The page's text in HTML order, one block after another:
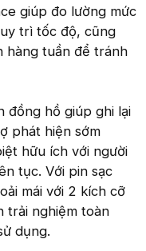
giúp đo lường mức
trì tốc độ, cũng
hàng tuần để tránh
đồng hồ giúp ghi lại
phát hiện sớm
hữu ích với người
tục. Với pin sạc
mái với 2 kích cỡ
trải nghiệm toàn
dụng.